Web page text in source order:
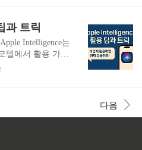
푸..까지 사용 가능,
지속 / 피부 장벽
약 25,000원)
션주요성분: 세
묽은 제형으로 흡
(350ml 기준
과 트릭
Intelligence는
델에서 활용 가능
하지만 기능이
기능으로 시간
일을 자동 요약
다음